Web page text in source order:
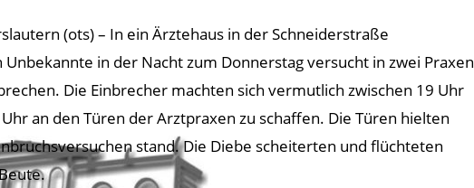
(ots) – In ein Ärztehaus in der Schneiderstraße
Unbekannte in der Nacht zum Donnerstag versucht in zwei Praxen
Die Einbrecher machten sich vermutlich zwischen 19 Uhr
an den Türen der Arztpraxen zu schaffen. Die Türen hielten
stand. Die Diebe scheiterten und flüchteten